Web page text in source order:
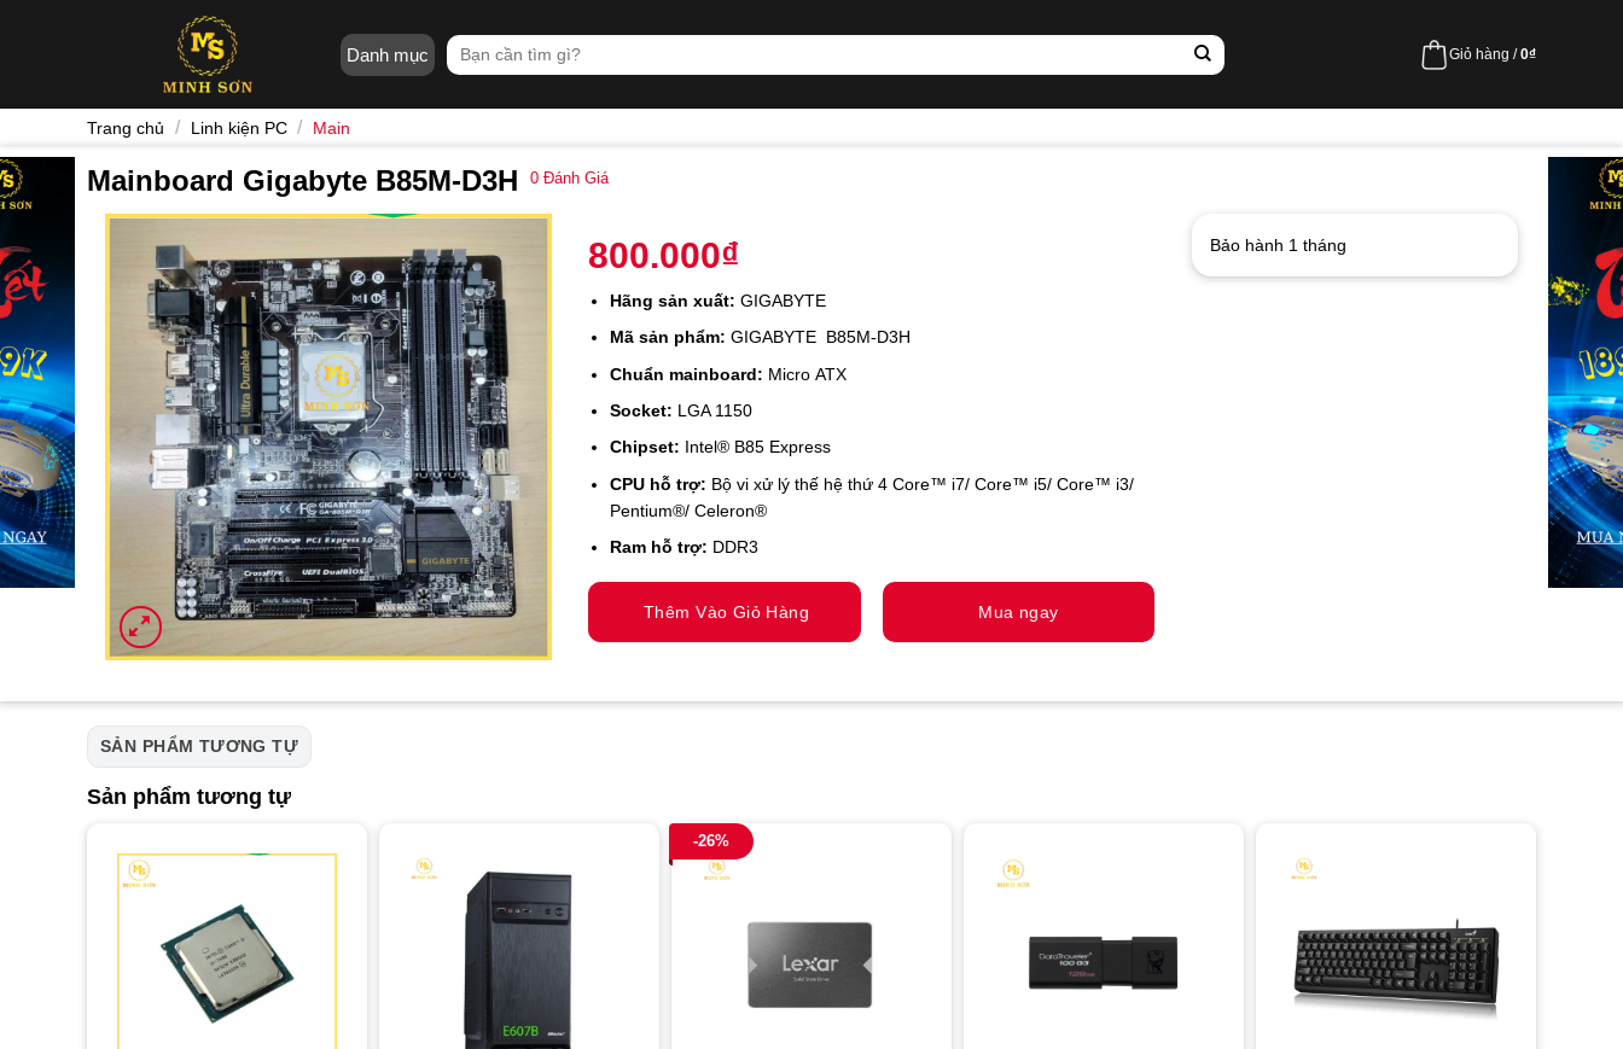
Danh mục
Tìm
kiếm:
Giỏ hàng /0₫
Trang chủ / Linh kiện PC / Main
Mainboard Gigabyte B85M-D3H 0 Đánh Giá
800.000₫
Hãng sản xuất: GIGABYTE
Mã sản phẩm:GIGABYTE B85M-D3H
Chuẩn mainboard: Micro ATX
Socket: LGA 1150
Chipset: Intel® B85 Express
CPU hỗ trợ: Bộ vi xử lý thế hệ thứ 4 Core™ i7/ Core™ i5/ Core™ i3/
Pentium®/ Celeron®
Ram hỗ trợ: DDR3
Thêm Vào Giỏ Hàng Mua ngay
Bảo hành 1 tháng
SẢN PHẨM TƯƠNG TỰ
Sản phẩm tương tự
-26%